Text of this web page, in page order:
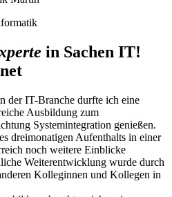
in Sachen IT!
der IT-Branche durfte ich eine
Ausbildung zum
Systemintegration genießen.
dreimonatigen Aufenthalts in einer
noch weitere Einblicke
Weiterentwicklung wurde durch
Kolleginnen und Kollegen in